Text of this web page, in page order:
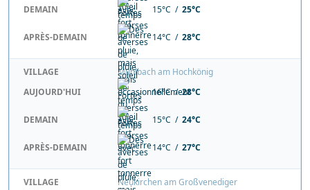
DEMAIN 15°C / 25°C
APRÈS-DEMAIN 14°C / 28°C
VILLAGE
Mühlbach am Hochkönig
AUJOURD'HUI
16°C /28°C
DEMAIN 15°C / 24°C
APRÈS-DEMAIN 14°C / 27°C
VILLAGE Neukirchen am Großvenediger